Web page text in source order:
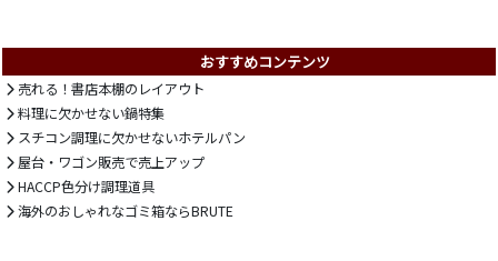
おすすめコンテンツ
売れる！書店本棚のレイアウト
料理に欠かせない鍋特集
スチコン調理に欠かせないホテルパン
屋台・ワゴン販売で売上アップ
HACCP色分け調理道具
海外のおしゃれなゴミ箱ならBRUTE